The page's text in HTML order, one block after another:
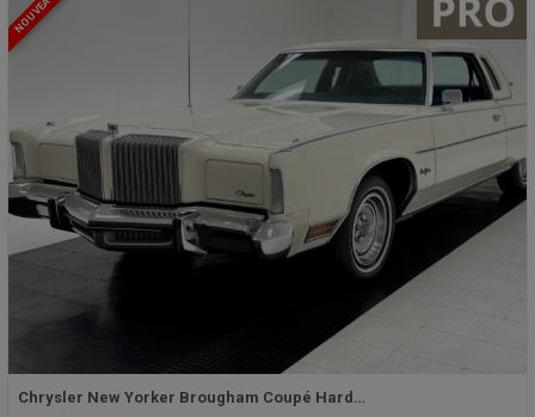
NOUVEAU
Chrysler New Yorker Brougham Coupé Hard…